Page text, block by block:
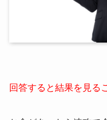
回答すると結果を見る